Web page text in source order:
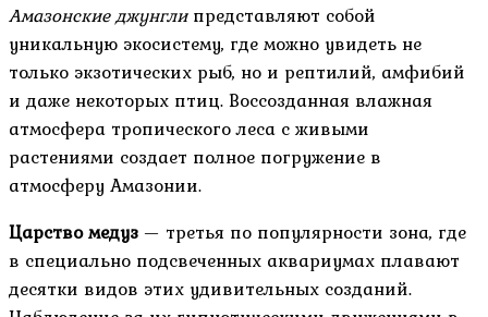
Амазонские джунглипредставляют собой
уникальную экосистему, где можно увидеть не
только экзотических рыб, но и рептилий, амфибий
и даже некоторых птиц. Воссозданная влажная
атмосфера тропического леса с живыми
растениями создает полное погружение в
атмосферу Амазонии.
Царство медуз — третья по популярности зона, где
в специально подсвеченных аквариумах плавают
десятки видов этих удивительных созданий.